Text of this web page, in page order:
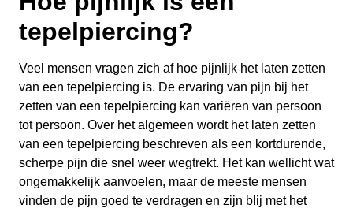
tepelpiercing?
Veel mensen vragen zich af hoe pijnlijk het laten zetten
van een tepelpiercing is. De ervaring van pijn bij het
zetten van een tepelpiercing kan variëren van persoon
tot persoon. Over het algemeen wordt het laten zetten
van een tepelpiercing beschreven als een kortdurende,
scherpe pijn die snel weer wegtrekt. Het kan wellicht wat
ongemakkelijk aanvoelen, maar de meeste mensen
vinden de pijn goed te verdragen en zijn blij met het